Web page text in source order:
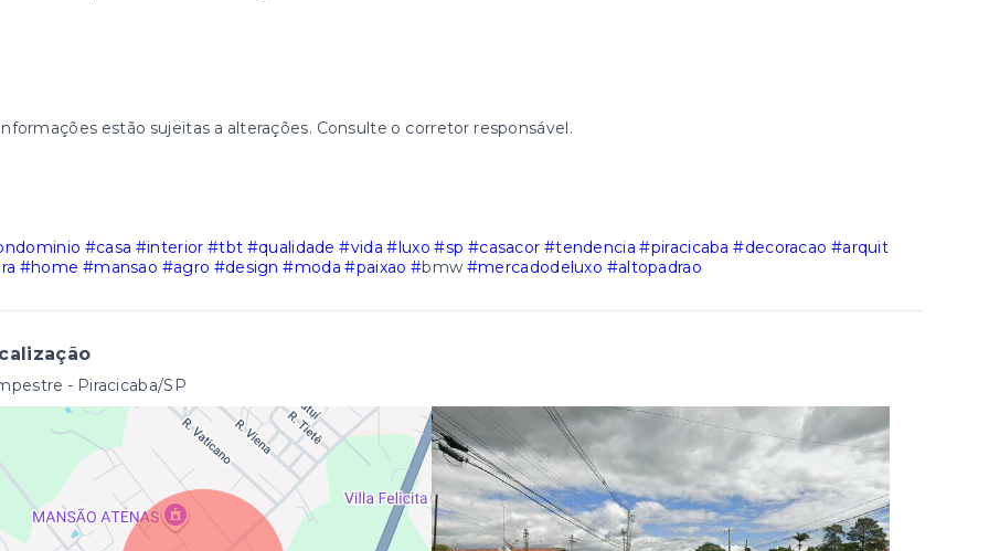
estão sujeitas a alterações. Consulte o corretor responsável.
#casa #interior #tbt #qualidade #vida #luxo #sp #casacor #tendencia #piracicaba #decoracao #arquit
#home #mansao #agro #design #moda #paixao #bmw #mercadodeluxo #altopadrao
- Piracicaba/SP